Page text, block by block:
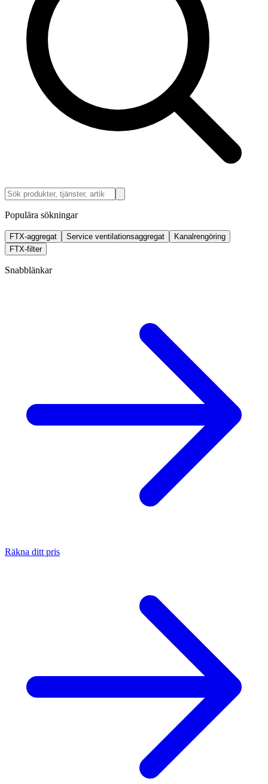
Populära sökningar
FTX-aggregat Service ventilationsaggregat
Kanalrengöring
FTX-filter
Snabblänkar
Räkna ditt pris